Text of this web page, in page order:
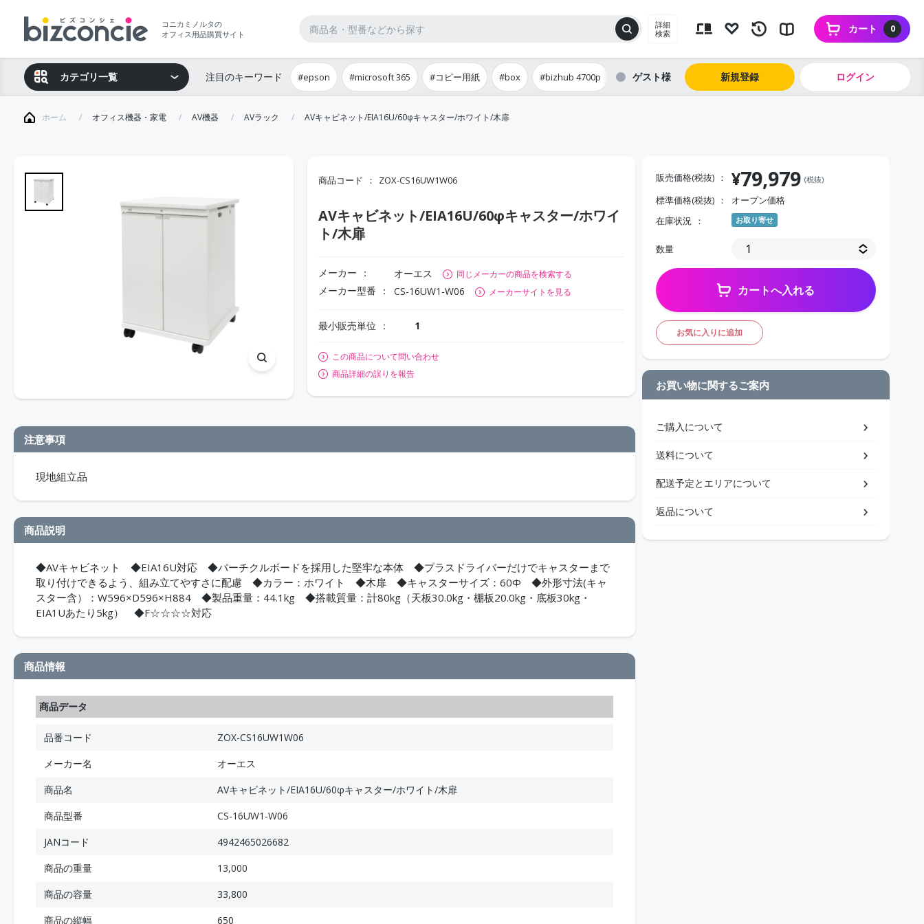
コニカミノルタの
オフィス用品購買サイト
詳細
検索
0
カート
カテゴリ一覧 注目のキーワード #epson #microsoft 365 #コピー用紙 #box #bizhub 4700p ゲスト 新規登録 ログイン
ホーム オフィス機器・家電 AV機器 AVラック AVキャビネット/EIA16U/60φキャスター/ホワイト/木扉
商品コード ZOX-CS16UW1W06
AVキャビネット/EIA16U/60φキャスター/ホワイ
ト/木扉
メーカー オーエス 同じメーカーの商品を検索する
メーカー型番 CS-16UW1-W06 メーカーサイトを見る
最小販売単位 1
この商品について問い合わせ
商品詳細の誤りを報告
注意事項
現地組立品
商品説明
◆AVキャビネット ◆EIA16U対応 ◆パーチクルボードを採用した堅牢な本体 ◆プラスドライバーだけでキャスターまで
取り付けできるよう、組み立てやすさに配慮 ◆カラー：ホワイト ◆木扉 ◆キャスターサイズ：60Φ ◆外形寸法(キャ
スター含）：W596×D596×H884 ◆製品重量：44.1kg ◆搭載質量：計80kg（天板30.0kg・棚板20.0kg・底板30kg・
EIA1Uあたり5kg） ◆F☆☆☆☆対応
商品情報
商品データ
品番コード
ZOX-CS16UW1W06
メーカー名
オーエス
商品名
AVキャビネット/EIA16U/60φキャスター/ホワイト/木扉
商品型番
CS-16UW1-W06
JANコード
4942465026682
商品の重量
13,000
商品の容量
33,800
商品の縦幅
650
販売価格(税抜) ¥79,979 (税抜)
標準価格(税抜)
オープン価格
在庫状況
お取り寄せ
数量
カートへ入れる
お気に入りに追加
お買い物に関するご案内
ご購入について
送料について
配送予定とエリアについて
返品について